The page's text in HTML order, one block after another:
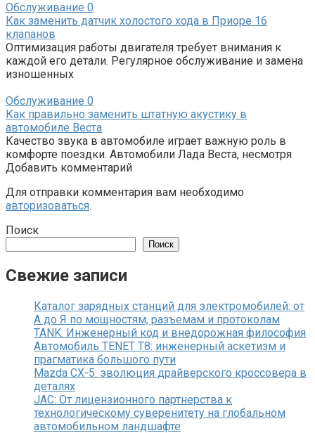
Обслуживание 0
Как заменить датчик холостого хода в Приоре 16
клапанов
Оптимизация работы двигателя требует внимания к
каждой его детали. Регулярное обслуживание и замена
изношенных
Обслуживание 0
Как правильно заменить штатную акустику в
автомобиле Веста
Качество звука в автомобиле играет важную роль в
комфорте поездки. Автомобили Лада Веста, несмотря
Добавить комментарий
Для отправки комментария вам необходимо
авторизоваться.
Поиск
Поиск
Свежие записи
Каталог зарядных станций для электромобилей: от
А до Я по мощностям, разъемам и протоколам
TANK: Инженерный код и внедорожная философия
Автомобиль TENET T8: инженерный аскетизм и
прагматика большого пути
Mazda CX-5: эволюция драйверского кроссовера в
деталях
JAC: От лицензионного партнерства к
технологическому суверенитету на глобальном
автомобильном ландшафте